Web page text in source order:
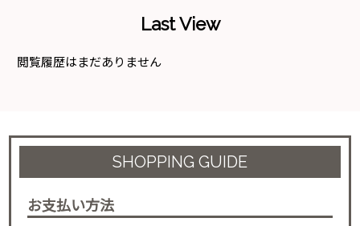
Last View
閲覧履歴はまだありません
SHOPPING GUIDE
お支払い方法